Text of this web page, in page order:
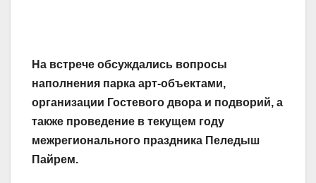
На встрече обсуждались вопросы
наполнения парка арт-объектами,
организации Гостевого двора и подворий, а
также проведение в текущем году
межрегионального праздника Пеледыш
Пайрем.